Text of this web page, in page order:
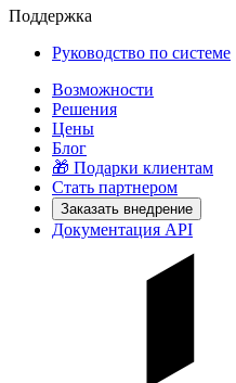
Поддержка
Руководство по системе
Возможности
Решения
Цены
Блог
🎁 Подарки клиентам
Стать партнером
Заказать внедрение
Документация API